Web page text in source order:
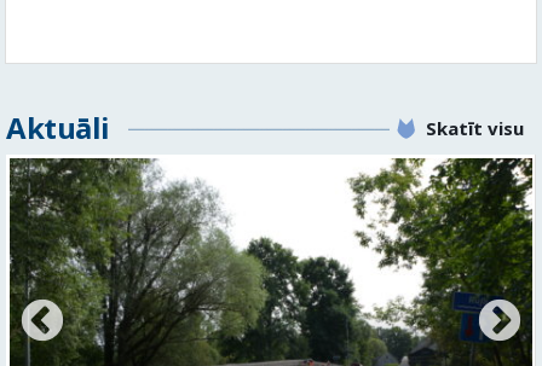
No pagaidu teātra līdz laikmetīgās kultūras centram
– kā attīstīsies “Kurtuve”